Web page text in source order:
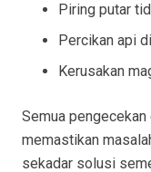
Piring putar
Percikan api
Kerusakan
Semua
memastikan
sekadar solusi